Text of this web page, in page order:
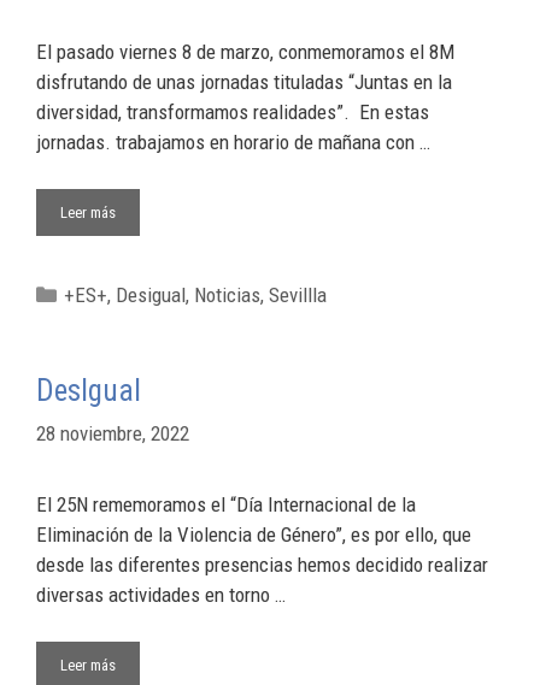
El pasado viernes 8 de marzo, conmemoramos el 8M
disfrutando de unas jornadas tituladas “Juntas en la
diversidad, transformamos realidades”. En estas
jornadas. trabajamos en horario de mañana con …
Leer más
+ES+, Desigual, Noticias,Sevillla
DesIgual
28 noviembre, 2022
El 25N rememoramos el “Día Internacional de la
Eliminación de la Violencia de Género”, es por ello, que
desde las diferentes presencias hemos decidido realizar
diversas actividades en torno …
Leer más